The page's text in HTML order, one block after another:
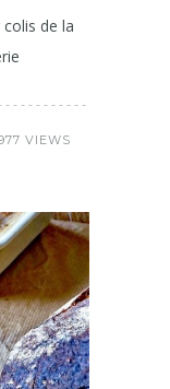
colis de la
VIEWS